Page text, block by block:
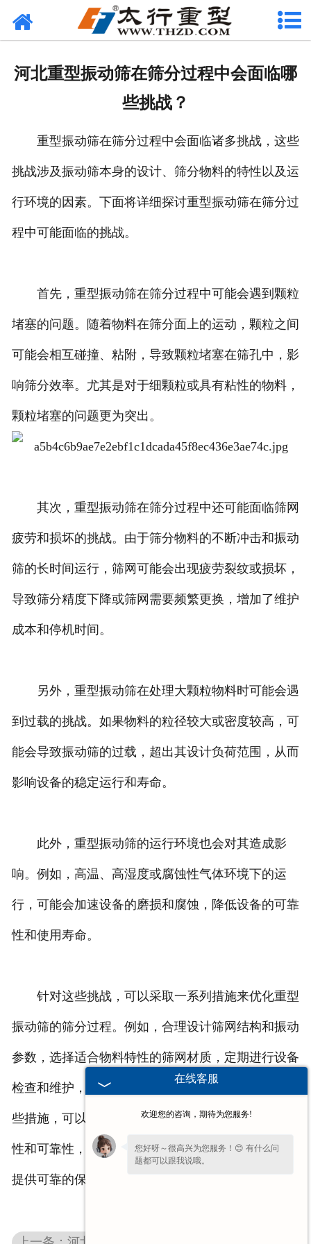
网站首页
联系我们
河北重型振动筛在筛分过程中会面临哪
些挑战？
重型振动筛在筛分过程中会面临诸多挑战，这些
挑战涉及振动筛本身的设计、筛分物料的特性以及运
行环境的因素。下面将详细探讨重型振动筛在筛分过
程中可能面临的挑战。
首先，重型振动筛在筛分过程中可能会遇到颗粒
堵塞的问题。随着物料在筛分面上的运动，颗粒之间
可能会相互碰撞、粘附，导致颗粒堵塞在筛孔中，影
响筛分效率。尤其是对于细颗粒或具有粘性的物料，
颗粒堵塞的问题更为突出。
其次，重型振动筛在筛分过程中还可能面临筛网
疲劳和损坏的挑战。由于筛分物料的不断冲击和振动
筛的长时间运行，筛网可能会出现疲劳裂纹或损坏，
导致筛分精度下降或筛网需要频繁更换，增加了维护
成本和停机时间。
另外，重型振动筛在处理大颗粒物料时可能会遇
到过载的挑战。如果物料的粒径较大或密度较高，可
能会导致振动筛的过载，超出其设计负荷范围，从而
影响设备的稳定运行和寿命。
此外，重型振动筛的运行环境也会对其造成影
响。例如，高温、高湿度或腐蚀性气体环境下的运
行，可能会加速设备的磨损和腐蚀，降低设备的可靠
性和使用寿命。
针对这些挑战，可以采取一系列措施来优化重型
振动筛的筛分过程。例如，合理设计筛网结构和振动
参数，选择适合物料特性的筛网材质，定期进行设备
检查和维护，以及优化运行环境等。通过综合应用这
些措施，可以有效提高重型振动筛的筛分效率、稳定
性和可靠性，满足不同物料筛分的需求，为生产过程
提供可靠的保障。
在线客服
欢迎您的咨询，期待为您服务!
您好呀～很高兴为您服务！😊 有什么问
题都可以跟我说哦。